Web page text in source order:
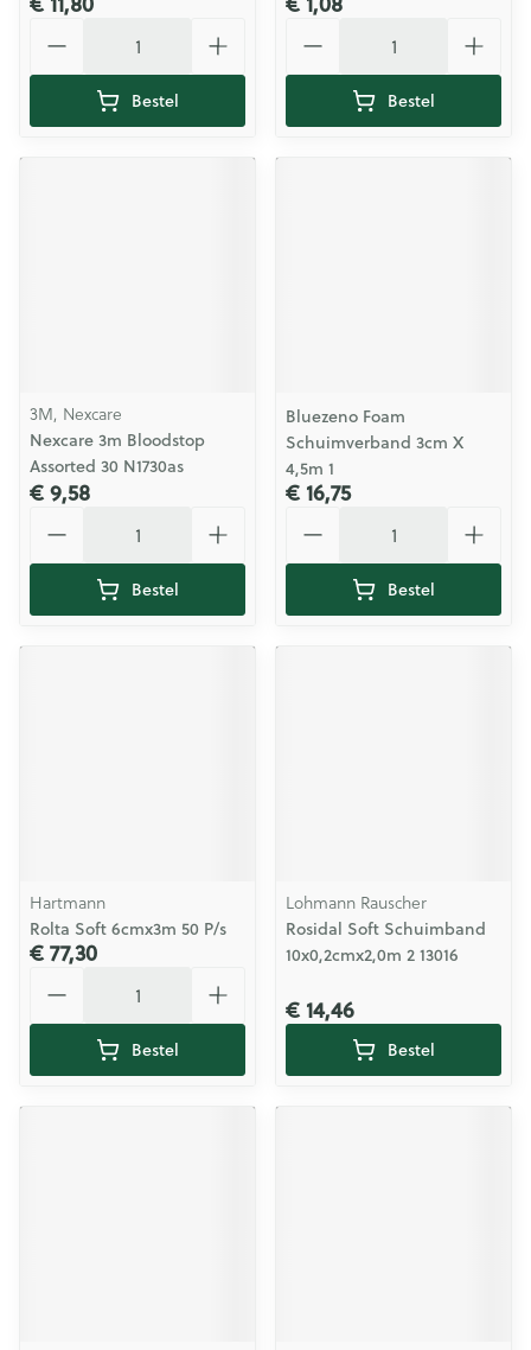
Bestel Bestel
3M, Nexcare
Nexcare 3m Bloodstop
Assorted 30 N1730as
€ 9,58
Bestel
Bluezeno Foam
Schuimverband 3cm X
4,5m 1
€ 16,75
Bestel
Hartmann
Rolta Soft 6cmx3m 50 P/s
€ 77,30
Bestel
Lohmann Rauscher
Rosidal Soft Schuimband
10x0,2cmx2,0m 2 13016
€ 14,46
Bestel